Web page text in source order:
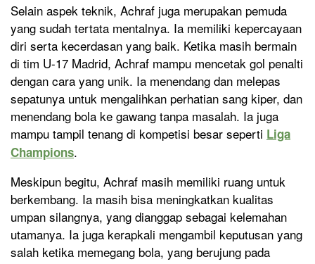
Selain aspek teknik, Achraf juga merupakan pemuda
yang sudah tertata mentalnya. Ia memiliki kepercayaan
diri serta kecerdasan yang baik. Ketika masih bermain
di tim U-17 Madrid, Achraf mampu mencetak gol penalti
dengan cara yang unik. Ia menendang dan melepas
sepatunya untuk mengalihkan perhatian sang kiper, dan
menendang bola ke gawang tanpa masalah. Ia juga
mampu tampil tenang di kompetisi besar seperti Liga
Champions.
Meskipun begitu, Achraf masih memiliki ruang untuk
berkembang. Ia masih bisa meningkatkan kualitas
umpan silangnya, yang dianggap sebagai kelemahan
utamanya. Ia juga kerapkali mengambil keputusan yang
salah ketika memegang bola, yang berujung pada